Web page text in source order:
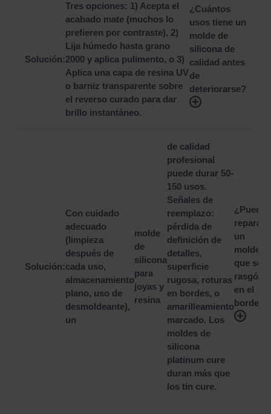
Solución:
Tres opciones: 1) Acepta el
acabado mate (muchos lo
prefieren por contraste), 2)
Lija húmedo hasta grano
2000 y aplica pulimento, o 3)
Aplica una capa de resina UV
o barniz transparente sobre
el reverso curado para dar
brillo instantáneo.
¿Cuántos
usos tiene un
molde de
silicona de
calidad antes
de
deteriorarse?
Solución:
Con cuidado
adecuado
(limpieza
después de
cada uso,
almacenamiento
plano, uso de
desmoldeante),
un
molde
de
silicona
para
joyas y
resina
de calidad
profesional
puede durar 50-
150 usos.
Señales de
reemplazo:
pérdida de
definición de
detalles,
superficie
rugosa, roturas
en bordes, o
amarilleamiento
marcado. Los
moldes de
silicona
platinum cure
duran más que
los tin cure.
¿Puedo
reparar
un
molde
que se
rasgó
en el
borde?